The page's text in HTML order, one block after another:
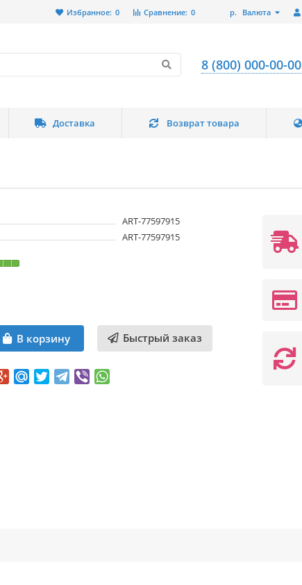
р. Валюта
Сравнение: 0
Избранное: 0
8 (800) 000-00-00
Доставка Возврат товара
ART-77597915
ART-77597915
В корзину Быстрый заказ